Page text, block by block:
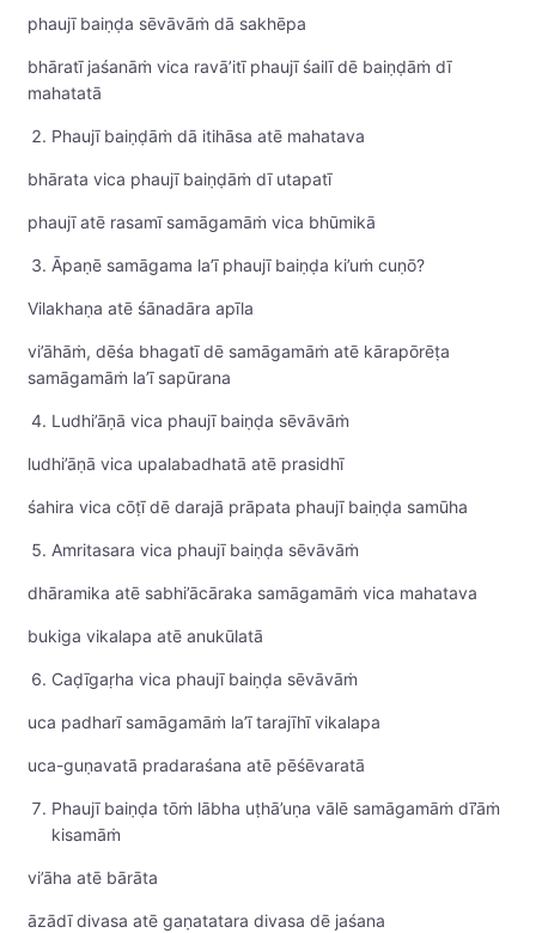
phaujī baiṇḍa sēvāvāṁ dā sakhēpa
bhāratī jaśanāṁ vica ravā’itī phaujī śailī dē baiṇḍāṁ dī
mahatatā
Phaujī baiṇḍāṁ dā itihāsa atē mahatava
bhārata vica phaujī baiṇḍāṁ dī utapatī
phaujī atē rasamī samāgamāṁ vica bhūmikā
Āpaṇē samāgama la’ī phaujī baiṇḍa ki’uṁ cuṇō?
Vilakhaṇa atē śānadāra apīla
vi’āhāṁ, dēśa bhagatī dē samāgamāṁ atē kārapōrēṭa
samāgamāṁ la’ī sapūrana
Ludhi’āṇā vica phaujī baiṇḍa sēvāvāṁ
ludhi’āṇā vica upalabadhatā atē prasidhī
śahira vica cōṭī dē darajā prāpata phaujī baiṇḍa samūha
Amritasara vica phaujī baiṇḍa sēvāvāṁ
dhāramika atē sabhi’ācāraka samāgamāṁ vica mahatava
bukiga vikalapa atē anukūlatā
Caḍīgaṛha vica phaujī baiṇḍa sēvāvāṁ
uca padharī samāgamāṁ la’ī tarajīhī vikalapa
uca-guṇavatā pradaraśana atē pēśēvaratā
Phaujī baiṇḍa tōṁ lābha uṭhā’uṇa vālē samāgamāṁ dī’āṁ
kisamāṁ
vi’āha atē bārāta
āzādī divasa atē gaṇatatara divasa dē jaśana